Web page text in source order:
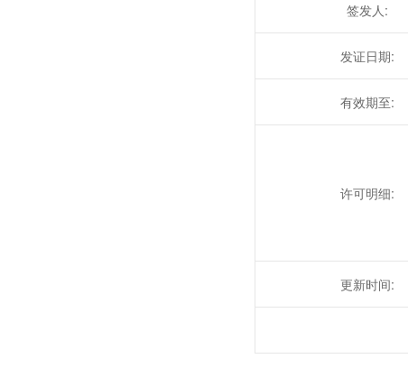
签发人:
发证日期:
有效期至:
许可明细:
更新时间: